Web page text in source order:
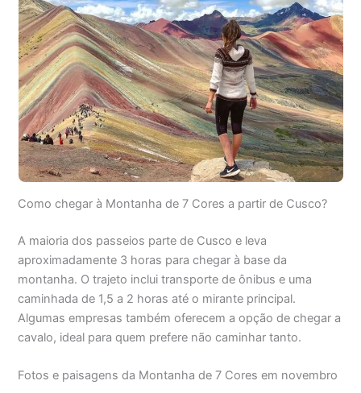
Como chegar à Montanha de 7 Cores a partir de Cusco?
A maioria dos passeios parte de Cusco e leva
aproximadamente 3 horas para chegar à base da
montanha. O trajeto inclui transporte de ônibus e uma
caminhada de 1,5 a 2 horas até o mirante principal.
Algumas empresas também oferecem a opção de chegar a
cavalo, ideal para quem prefere não caminhar tanto.
Fotos e paisagens da Montanha de 7 Cores em novembro